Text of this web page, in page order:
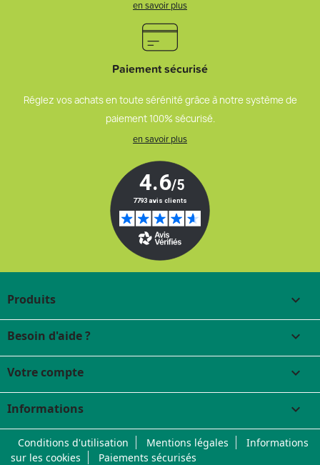
en savoir plus
Paiement sécurisé
Réglez vos achats en toute sérénité grâce à notre système de
paiement 100% sécurisé.
en savoir plus
Produits 
Besoin d'aide ? 
Votre compte 
Informations keyboard_arrow_down
Conditions d'utilisation Mentions légales
Informations
sur les cookies
Paiements sécurisés